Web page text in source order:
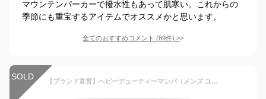
マウンテンパーカーで撥水性もあって肌寒い。これからの
季節にも重宝するアイテムでオススメかと思います。
全てのおすすめコメント (89件) >
SOLD 【ブランド直営】ヘビーデューティーマンパ（メンズ ユニセックス アウター ブルゾン マウンテンパーカー フード 裏起毛 薄中綿 フルジップ 前開き アメカジ アウトドア 羽織り 秋 冬）KRIFF MAYERクリフメイヤー【2024FW】 【ブラックフライデー 2025】